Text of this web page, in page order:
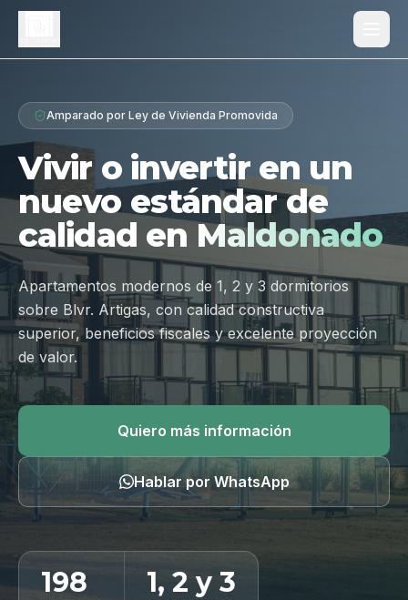
Proyecto
Diferenciales
Tipologías
Galería
Ubicación
Contacto
Hablar por WhatsApp
Amparado por Ley de Vivienda Promovida
Vivir o invertir en un
nuevo estándar de
calidad en Maldonado
Apartamentos modernos de 1, 2 y 3 dormitorios
sobre Blvr. Artigas, con calidad constructiva
superior, beneficios fiscales y excelente proyección
de valor.
Quiero más información
Hablar por WhatsApp
198 1, 2 y 3